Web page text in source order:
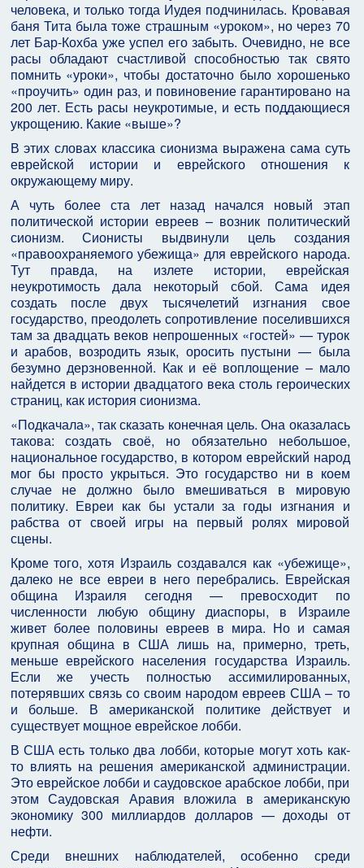
человека, и только тогда Иудея подчинилась. Кровавая
баня Тита была тоже страшным «уроком», но через 70
лет Бар-Кохба уже успел его забыть. Очевидно, не все
расы обладают счастливой способностью так свято
помнить «уроки», чтобы достаточно было хорошенько
«проучить» один раз, и повиновение гарантировано на
200 лет. Есть расы неукротимые, и есть поддающиеся
укрощению. Какие «выше»?
В этих словах классика сионизма выражена сама суть
еврейской истории и еврейского отношения к
окружающему миру.
А чуть более ста лет назад начался новый этап
политической истории евреев – возник политический
сионизм. Сионисты выдвинули цель создания
«правоохраняемого убежища» для еврейского народа.
Тут правда, на излете истории, еврейская
неукротимость дала некоторый сбой. Сама идея
создать после двух тысячелетий изгнания свое
государство, преодолеть сопротивление поселившихся
там за двадцать веков непрошенных «гостей» — турок
и арабов, возродить язык, оросить пустыни — была
безумно дерзновенной. Как и её воплощение – мало
найдется в истории двадцатого века столь героических
страниц, как история сионизма.
«Подкачала», так сказать конечная цель. Она оказалась
такова: создать своё, но обязательно небольшое,
национальное государство, в котором еврейский народ
мог бы просто укрыться. Это государство ни в коем
случае не должно было вмешиваться в мировую
политику. Евреи как бы устали за годы изгнания и
рабства от своей игры на первый ролях мировой
сцены.
Кроме того, хотя Израиль создавался как «убежище»,
далеко не все евреи в него перебрались. Еврейская
община Израиля сегодня — превосходит по
численности любую общину диаспоры, в Израиле
живет более половины евреев в мира. Но и самая
крупная община в США лишь на, примерно, треть,
меньше еврейского населения государства Израиль.
Если же учесть полностью ассимилированных,
потерявших связь со своим народом евреев США – то
и больше. В американской политике действует и
существует мощное еврейское лобби.
В США есть только два лобби, которые могут хоть как-
то влиять на решения американской администрации.
Это еврейское лобби и саудовское арабское лобби, при
этом Саудовская Аравия вложила в американскую
экономику 300 миллиардов долларов — доходы от
нефти.
Среди внешних наблюдателей, особенно среди